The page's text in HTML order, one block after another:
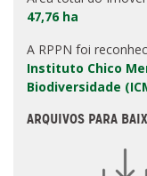
47,76 ha
A RPPN foi
Instituto Chico
Biodiversidade
ARQUIVOS PARA